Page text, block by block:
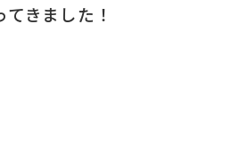
きました！